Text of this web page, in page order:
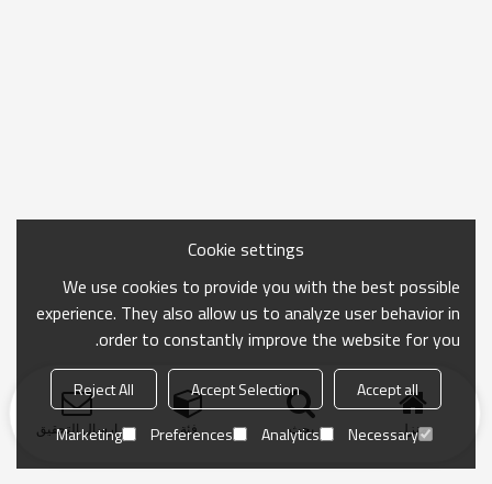
منزل بحث فئة ارسال التحقيق
Cookie settings
We use cookies to provide you with the best possible
experience. They also allow us to analyze user behavior in
order to constantly improve the website for you.
Accept all
Accept Selection
Reject All
Necessary
Analytics
Preferences
Marketing